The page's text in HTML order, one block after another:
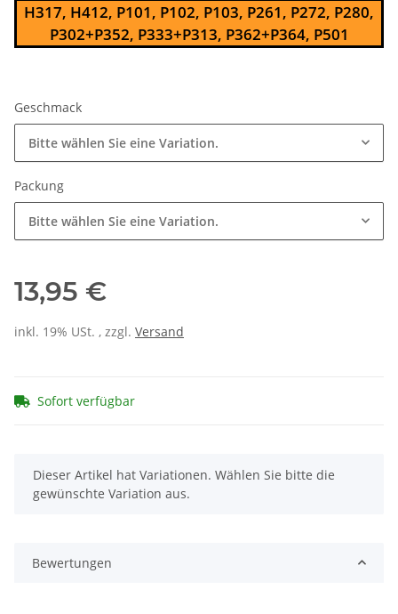
H317, H412, P101, P102, P103, P261, P272, P280,
P302+P352, P333+P313, P362+P364, P501
Geschmack
Bitte wählen Sie eine Variation.
Packung
Bitte wählen Sie eine Variation.
13,95 €
inkl. 19% USt. , zzgl. Versand
Sofort verfügbar
x
Dieser Artikel hat Variationen. Wählen Sie bitte die
gewünschte Variation aus.
Bewertungen